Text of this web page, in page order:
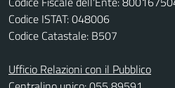
Codice ISTAT: 048006
Codice Catastale: B507
Ufficio Relazioni con il Pubblico